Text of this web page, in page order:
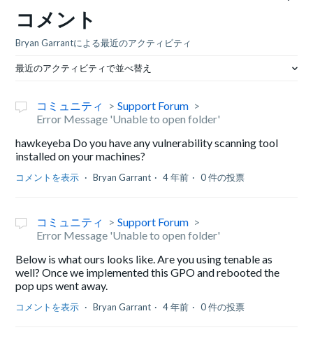
コメント
Bryan Garrantによる最近のアクティビティ
最近のアクティビティで並べ替え
コミュニティ
Support Forum
Error Message 'Unable to open folder'
hawkeyeba Do you have any vulnerability scanning tool
installed on your machines?
コメントを表示 Bryan Garrant 4 年前 0 件の投票
コミュニティ
Support Forum
Error Message 'Unable to open folder'
Below is what ours looks like. Are you using tenable as
well? Once we implemented this GPO and rebooted the
pop ups went away.
コメントを表示 Bryan Garrant 4 年前 0 件の投票